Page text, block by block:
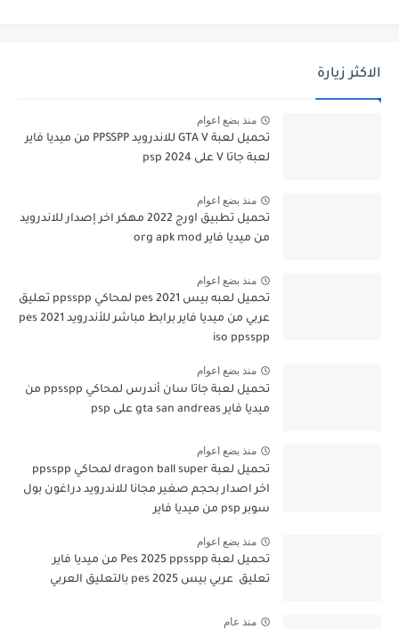
الاكثر زيارة
منذ بضع اعوام
تحميل لعبة GTA V للاندرويد PPSSPP من ميديا فاير
لعبة جاتا V على psp 2024
منذ بضع اعوام
تحميل تطبيق اورج 2022 مهكر اخر إصدار للاندرويد
من ميديا فاير org apk mod
منذ بضع اعوام
تحميل لعبه بيس pes 2021 لمحاكي ppsspp تعليق
عربي من ميديا فاير برابط مباشر للأندرويد pes 2021
iso ppsspp
منذ بضع اعوام
تحميل لعبة جاتا سان أندرس لمحاكي ppsspp من
ميديا فاير gta san andreas على psp
منذ بضع اعوام
تحميل لعبة dragon ball super لمحاكي ppsspp
اخر اصدار بحجم صغير مجانا للاندرويد دراغون بول
سوبر psp من ميديا فاير
منذ بضع اعوام
تحميل لعبة Pes 2025 ppsspp من ميديا فاير
تعليق عربي بيس pes 2025 بالتعليق العربي
منذ عام